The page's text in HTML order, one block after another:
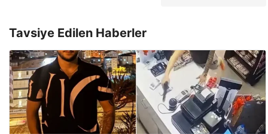
Tavsiye Edilen Haberler